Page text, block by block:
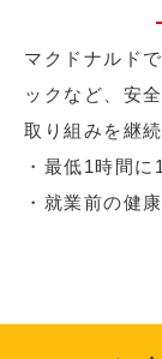
マクドナルド
ックなど、安
取り組みを継
・最低1時間
・就業前の健